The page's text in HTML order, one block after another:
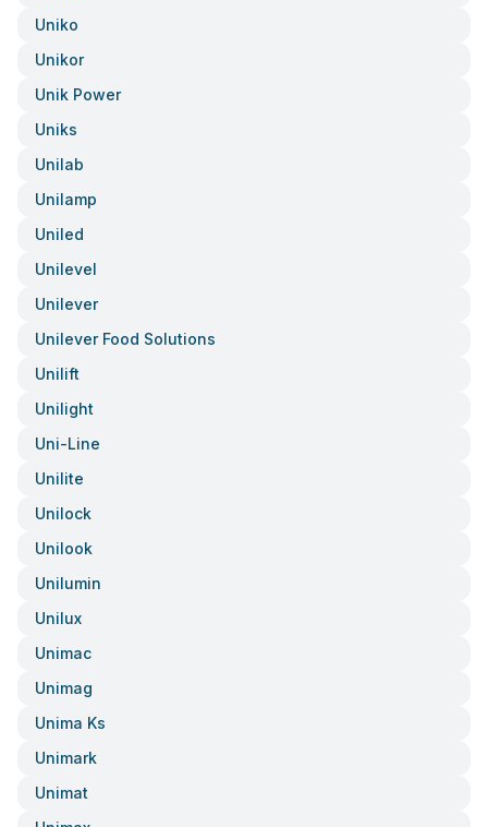
Uniko
Unikor
Unik Power
Uniks
Unilab
Unilamp
Uniled
Unilevel
Unilever
Unilever Food Solutions
Unilift
Unilight
Uni-Line
Unilite
Unilock
Unilook
Unilumin
Unilux
Unimac
Unimag
Unima Ks
Unimark
Unimat